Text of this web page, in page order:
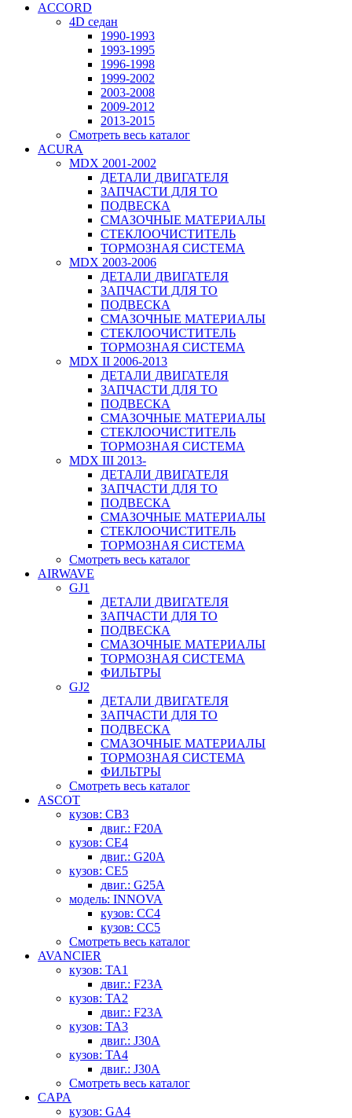
ACCORD
4D седан
1990-1993
1993-1995
1996-1998
1999-2002
2003-2008
2009-2012
2013-2015
Смотреть весь каталог
ACURA
MDX 2001-2002
ДЕТАЛИ ДВИГАТЕЛЯ
ЗАПЧАСТИ ДЛЯ ТО
ПОДВЕСКА
СМАЗОЧНЫЕ МАТЕРИАЛЫ
СТЕКЛООЧИСТИТЕЛЬ
ТОРМОЗНАЯ СИСТЕМА
MDX 2003-2006
ДЕТАЛИ ДВИГАТЕЛЯ
ЗАПЧАСТИ ДЛЯ ТО
ПОДВЕСКА
СМАЗОЧНЫЕ МАТЕРИАЛЫ
СТЕКЛООЧИСТИТЕЛЬ
ТОРМОЗНАЯ СИСТЕМА
MDX II 2006-2013
ДЕТАЛИ ДВИГАТЕЛЯ
ЗАПЧАСТИ ДЛЯ ТО
ПОДВЕСКА
СМАЗОЧНЫЕ МАТЕРИАЛЫ
СТЕКЛООЧИСТИТЕЛЬ
ТОРМОЗНАЯ СИСТЕМА
MDX III 2013-
ДЕТАЛИ ДВИГАТЕЛЯ
ЗАПЧАСТИ ДЛЯ ТО
ПОДВЕСКА
СМАЗОЧНЫЕ МАТЕРИАЛЫ
СТЕКЛООЧИСТИТЕЛЬ
ТОРМОЗНАЯ СИСТЕМА
Смотреть весь каталог
AIRWAVE
GJ1
ДЕТАЛИ ДВИГАТЕЛЯ
ЗАПЧАСТИ ДЛЯ ТО
ПОДВЕСКА
СМАЗОЧНЫЕ МАТЕРИАЛЫ
ТОРМОЗНАЯ СИСТЕМА
ФИЛЬТРЫ
GJ2
ДЕТАЛИ ДВИГАТЕЛЯ
ЗАПЧАСТИ ДЛЯ ТО
ПОДВЕСКА
СМАЗОЧНЫЕ МАТЕРИАЛЫ
ТОРМОЗНАЯ СИСТЕМА
ФИЛЬТРЫ
Смотреть весь каталог
ASCOT
кузов: CB3
двиг.: F20A
кузов: CE4
двиг.: G20A
кузов: CE5
двиг.: G25A
модель: INNOVA
кузов: CC4
кузов: CC5
Смотреть весь каталог
AVANCIER
кузов: TA1
двиг.: F23A
кузов: TA2
двиг.: F23A
кузов: TA3
двиг.: J30A
кузов: TA4
двиг.: J30A
Смотреть весь каталог
CAPA
кузов: GA4